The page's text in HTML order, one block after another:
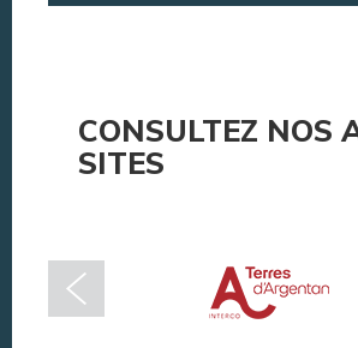
CONSULTEZ NOS
SITES